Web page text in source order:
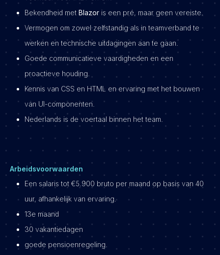
Bekendheid met Blazor is een pré, maar geen vereiste.
Vermogen om zowel zelfstandig als in teamverband te
werken en technische uitdagingen aan te gaan.
Goede communicatieve vaardigheden en een
proactieve houding.
Kennis van CSS en HTML en ervaring met het bouwen
van UI-componenten.
Nederlands is de voertaal binnen het team.
Arbeidsvoorwaarden
Een salaris tot €5.900 bruto per maand op basis van 40
uur, afhankelijk van ervaring.
13e maand
30 vakantiedagen
goede pensioenregeling.